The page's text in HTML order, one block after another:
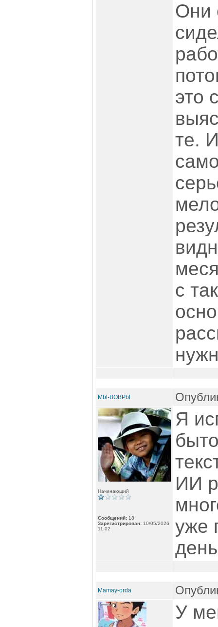
Они
это
те.
с
Mbl-BOBPbl
Начинающий
Сообщений: 18
Зарегистрирован: 10/05/2026
11:02
Я
ИИ
уже
Mamay-orda
У